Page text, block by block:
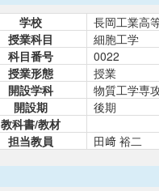
学校
長岡工業高
授業科目
細胞工学
科目番号
0022
授業形態
授業
開設学科
物質工学専
開設期
後期
教科書/教材
担当教員
田﨑 裕二